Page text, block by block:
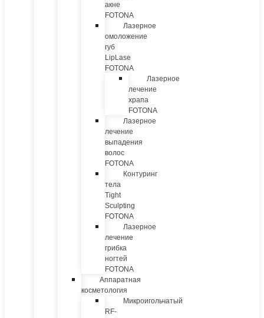
акне
FOTONA
Лазерное
омоложение
губ
LipLase
FOTONA
Лазерное
лечение
храпа
FOTONA
Лазерное
лечение
выпадения
волос
FOTONA
Контуринг
тела
Tight
Sculpting
FOTONA
Лазерное
лечение
грибка
ногтей
FOTONA
Аппаратная
косметология
Микроигольчатый
RF-